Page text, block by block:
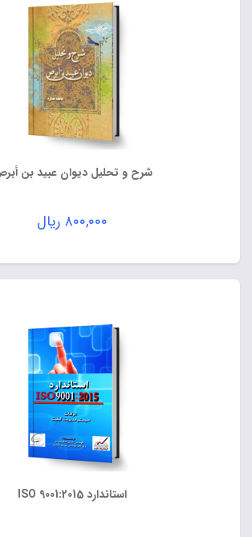
شرح و تحلیل دیوان عبید بن
۸۰۰,۰۰۰ ریال
استاندارد ISO 9001:2015